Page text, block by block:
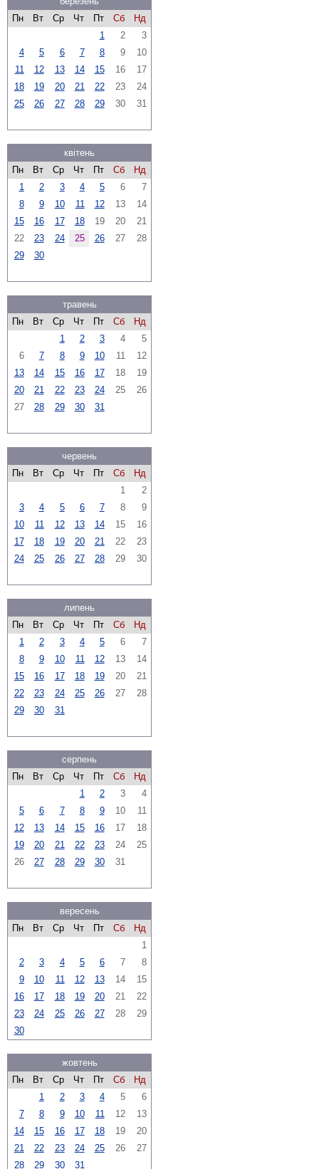
Пн
Вт Ср Чт Пт Сб
Нд
1
2
3
4
5 6 7 8 9
10
11
12 13 14 15 16
17
18
19 20 21 22 23
24
25
26 27 28 29 30 31
квітень
Пн
Вт Ср Чт Пт Сб
Нд
1
2 3 4 5 6
7
8
9 10 11 12 13
14
15
16 17 18 19 20
21
22
23 24 25 26 27
28
29
30
травень
Пн
Вт Ср Чт Пт Сб
Нд
1
2 3 4
5
6
7 8 9 10 11
12
13
14 15 16 17 18
19
20
21 22 23 24 25
26
27
28 29 30 31
червень
Пн
Вт Ср Чт Пт Сб
Нд
1
2
3
4 5 6 7 8
9
10
11 12 13 14 15
16
17
18 19 20 21 22
23
24
25 26 27 28 29 30
липень
Пн
Вт Ср Чт Пт Сб
Нд
1
2 3 4 5 6
7
8
9 10 11 12 13
14
15
16 17 18 19 20
21
22
23 24 25 26 27
28
29
30 31
серпень
Пн
Вт Ср Чт Пт Сб
Нд
1
2 3
4
5
6 7 8 9 10
11
12
13 14 15 16 17
18
19
20 21 22 23 24
25
26
27 28 29 30 31
вересень
Пн
Вт Ср Чт Пт Сб
Нд
1
2
3 4 5 6 7
8
9
10 11 12 13 14
15
16
17 18 19 20 21
22
23
24 25 26 27 28
29
30
жовтень
Пн
Вт Ср Чт Пт Сб
Нд
1
2 3 4 5
6
7
8 9 10 11 12
13
14
15 16 17 18 19
20
21
22 23 24 25 26
27
28
29 30 31